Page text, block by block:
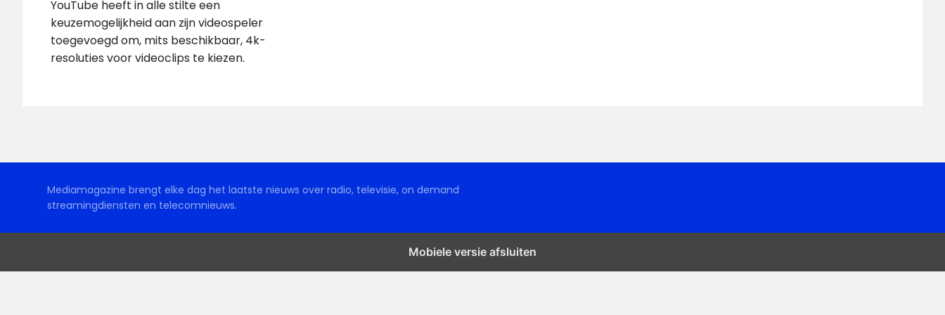
YouTube heeft in alle stilte een
keuzemogelijkheid aan zijn videospeler
toegevoegd om, mits beschikbaar, 4k-
resoluties voor videoclips te kiezen.
Mediamagazine brengt elke dag het laatste nieuws over radio, televisie, on demand
streamingdiensten en telecomnieuws.
Mobiele versie afsluiten